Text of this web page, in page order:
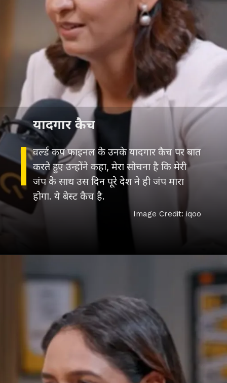
वर्ल्ड कप फाइनल के उनके यादगार कैच पर बात
करते हुए उन्होंने कहा, मेरा सोचना है कि मेरी
जंप के साथ उस दिन पूरे देश ने ही जंप मारा
होगा. ये बेस्ट कैच है.
यादगार कैच
Image Credit: iqoo